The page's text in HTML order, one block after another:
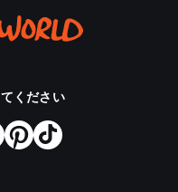
ください